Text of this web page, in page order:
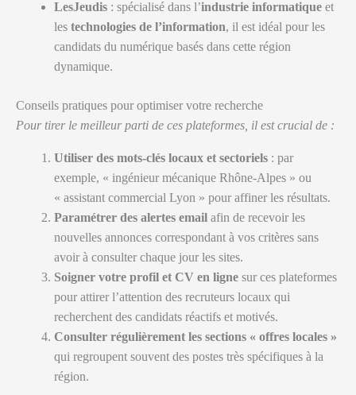
LesJeudis : spécialisé dans l’industrie informatique et
les technologies de l’information, il est idéal pour les
candidats du numérique basés dans cette région
dynamique.
Conseils pratiques pour optimiser votre recherche
Pour tirer le meilleur parti de ces plateformes, il est crucial de :
Utiliser des mots-clés locaux et sectoriels : par
exemple, « ingénieur mécanique Rhône-Alpes » ou
« assistant commercial Lyon » pour affiner les résultats.
Paramétrer des alertes email afin de recevoir les
nouvelles annonces correspondant à vos critères sans
avoir à consulter chaque jour les sites.
Soigner votre profil et CV en ligne sur ces plateformes
pour attirer l’attention des recruteurs locaux qui
recherchent des candidats réactifs et motivés.
Consulter régulièrement les sections « offres locales »
qui regroupent souvent des postes très spécifiques à la
région.